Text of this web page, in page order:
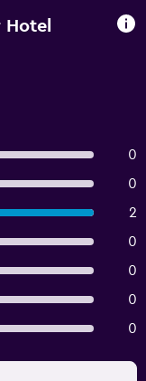
Hotel
0
0
2
0
0
0
0